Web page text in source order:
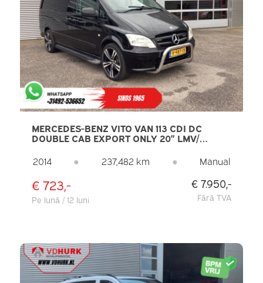
MERCEDES-BENZ VITO VAN 113 CDI DC
DOUBLE CAB EXPORT ONLY 20” LMV/
2014
● 237,482 km ● Manual
€ 723,-
Pe lună / 12 luni
€ 7.950,-
Fără TVA